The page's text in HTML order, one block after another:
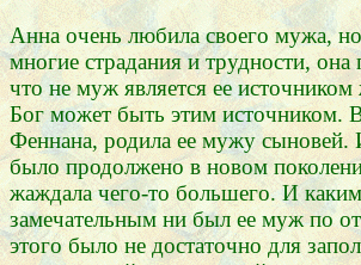
Анна очень любила своего мужа,
многие страдания и трудности, она
что не муж является ее
Бог может быть этим источником.
Феннана, родила ее мужу
было продолжено в новом
жаждала чего-то большего. И
замечательным ни был ее муж по
этого было не достаточно для